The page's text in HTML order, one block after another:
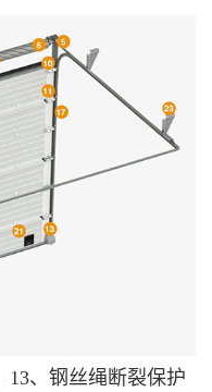
13、钢丝绳断裂保护